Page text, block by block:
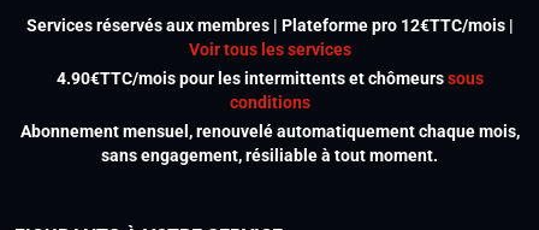
Services réservés aux membres | Plateforme pro 12€TTC/mois |
Voir tous les services
4.90€TTC/mois pour les intermittents et chômeurssous
conditions
Abonnement mensuel, renouvelé automatiquement chaque mois,
sans engagement, résiliable à tout moment.